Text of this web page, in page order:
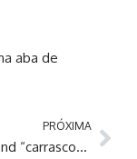
aba de
PRÓXIMA
Com Haaland “carrasco”, Noruega vence e Brasil deixa a Copa do Mundo